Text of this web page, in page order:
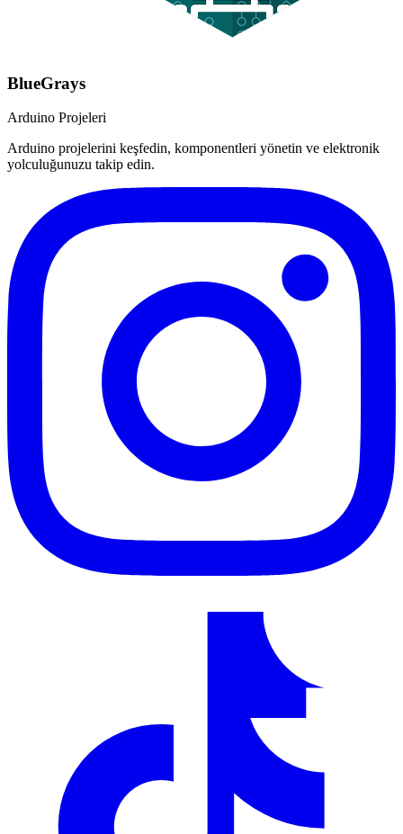
BlueGrays
Arduino Projeleri
Arduino projelerini keşfedin, komponentleri yönetin ve elektronik
yolculuğunuzu takip edin.